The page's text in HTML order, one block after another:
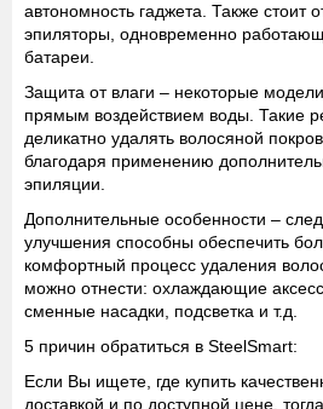
автономность гаджета. Также стоит
эпиляторы, одновременно
батареи.
Защита от влаги – некоторые
прямым воздействием воды. Такие
деликатно удалять волосяной
благодаря применению
эпиляции.
Дополнительные особенности –
улучшения способны обеспечить
комфортный процесс удаления
можно отнести: охлаждающие
сменные насадки, подсветка и т.д.
5 причин обратиться в SteelSmart:
Если Вы ищете, где купить
доставкой и по доступной цене,